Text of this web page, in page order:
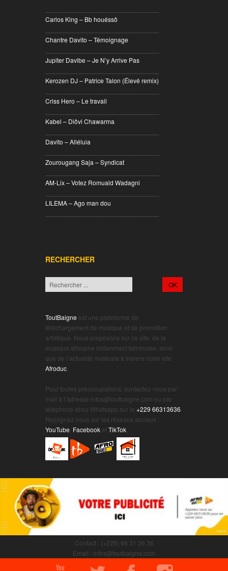
Carlos King – Bb houéssô
Chantre Davito – Témoignage
Jupiter Davibe – Je N’y Arrive Pas
Kerozen DJ – Patrice Talon (Élevé remix)
Criss Hero – Le travail
Kabel – Diôvi Chawarma
Davito – Alléluia
Zourougang Saja – Syndicat
AM-Lix – Votez Romuald Wadagni
LILEMA – Ago man dou
RECHERCHER
ToutBaigne est une plateforme de
téléchargement de musique et de promotion
artistique. Nous proposons sur ce site, de la
musique africaine notamment béninoise, ainsi
que de l’actualité musicale à travers notre site
Afroduc
Pour toutes préoccupations, contactez-nous par
mail à l’adresse infos@toutbaigne.com ou par
téléphone et/ou Whatsapp sur le +229 66313636
Rejoignez-nous sur les réseaux sociaux :
YouTube Facebook etTikTok
Contact : (+229) 66 31 36 36
Email : infos@toutbaigne.com